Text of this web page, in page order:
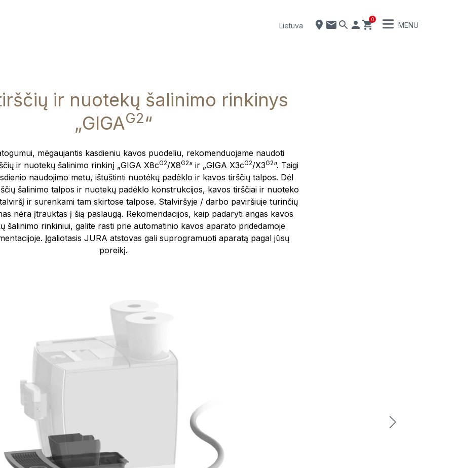
Lietuva
0
MENU
ir nuotekų šalinimo rinkinys
„GIGAG2“
mėgaujantis kasdieniu kavos puodeliu, rekomenduojame naudoti
ir nuotekų šalinimo rinkinį „GIGA X8cG2/X8G2“ ir „GIGA X3cG2/X3G2“. Taigi
naudojimo metu, ištuštinti nuotėkų padėklo ir kavos tirščių talpos. Dėl
šalinimo talpos ir nuotekų padėklo konstrukcijos, kavos tirščiai ir nuoteko
ir surenkami tam skirtose talpose. Stalviršyje / darbo paviršiuje turinčių
nėra įtrauktas į šią paslaugą. Rekomendacijos, kaip padaryti angas kavos
šalinimo rinkiniui, galite rasti prie automatinio kavos aparato pridedamoje
Įgaliotasis JURA atstovas gali suprogramuoti aparatą pagal jūsų
poreikį.